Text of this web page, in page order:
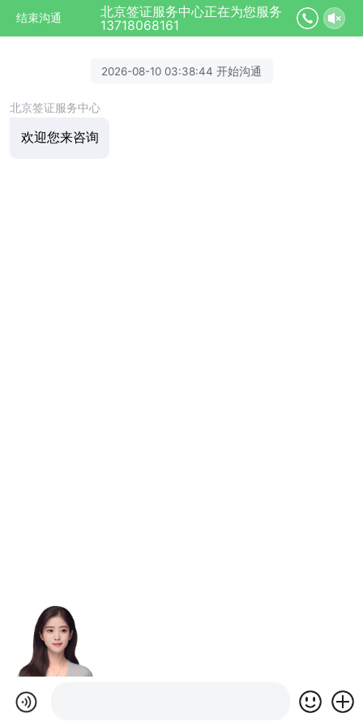
结束沟通
北京签证服务中心正在为您服务
13718068161
2026-08-10 03:38:44 开始沟通
北京签证服务中心
欢迎您来咨询